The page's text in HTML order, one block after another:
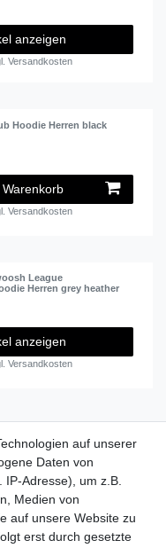
anzeigen
Versandkosten
Hoodie Herren black
Versandkosten
League
Herren grey heather
anzeigen
Versandkosten
Werktage
auf unserer
Daten von
Adresse), um z.B.
Medien von
auf unsere Website zu
erst durch gesetzte